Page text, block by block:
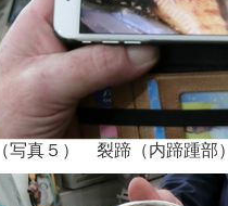
（写真５） 裂蹄（内蹄踵部）